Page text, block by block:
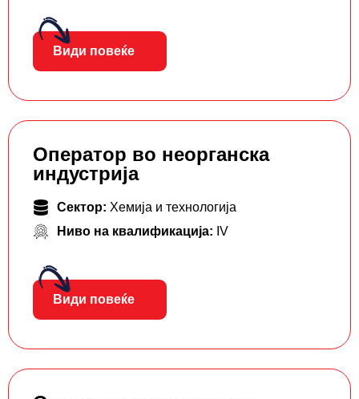
Види повеќе
Оператор во неорганска
индустрија
Сектор: Хемија и технологија
Ниво на квалификација: IV
Види повеќе